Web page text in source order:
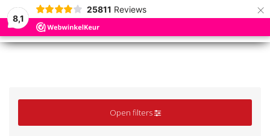
8,1
25811 Reviews ×
MENU
MENU
Open filters